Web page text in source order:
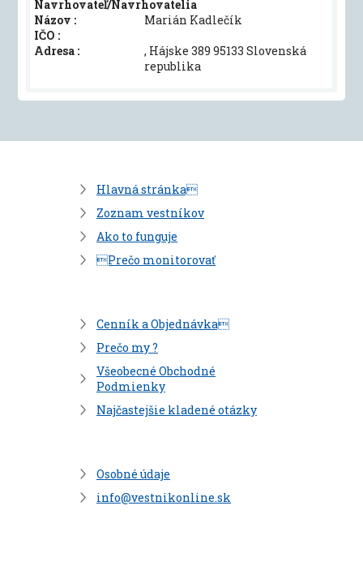
Navrhovateľ/Navrhovatelia
Názov :
Marián Kadlečík
IČO :
Adresa :
, Hájske 389 95133 Slovenská
republika
Hlavná stránka
Zoznam vestníkov
Ako to funguje
Prečo monitorovať
Cenník a Objednávka
Prečo my ?
Všeobecné Obchodné
Podmienky
Najčastejšie kladené otázky
Osobné údaje
info@vestnikonline.sk